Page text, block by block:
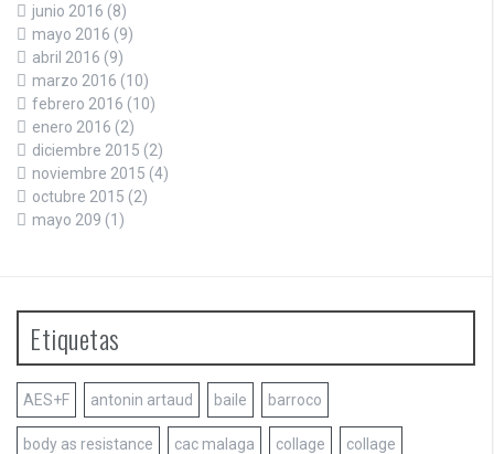
junio 2016 (8)
mayo 2016 (9)
abril 2016 (9)
marzo 2016 (10)
febrero 2016 (10)
enero 2016 (2)
diciembre 2015 (2)
noviembre 2015 (4)
octubre 2015 (2)
mayo 209 (1)
Etiquetas
AES+F antonin artaud baile barroco
body as resistance cac malaga collage collage